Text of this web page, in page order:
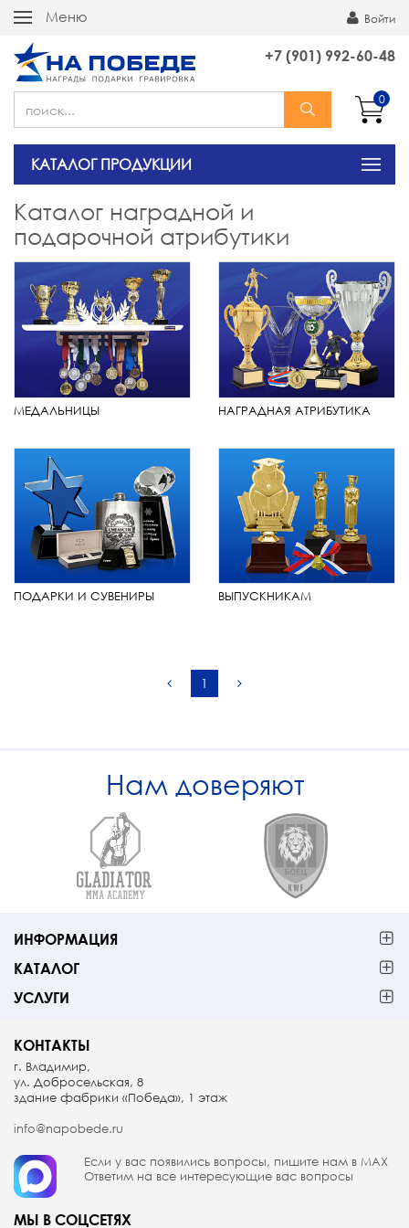
Меню Войти
+7 (901) 992-60-48
0
КАТАЛОГ ПРОДУКЦИИ
Каталог наградной и
подарочной атрибутики
МЕДАЛЬНИЦЫ НАГРАДНАЯ АТРИБУТИКА
ПОДАРКИ И СУВЕНИРЫ ВЫПУСКНИКАМ
1
Нам доверяют
ИНФОРМАЦИЯ
КАТАЛОГ
УСЛУГИ
КОНТАКТЫ
г. Владимир,
ул. Добросельская, 8
здание фабрики «Победа», 1 этаж
info@napobede.ru
Если у вас появились вопросы, пишите нам в МАX
Ответим на все интересующие вас вопросы
МЫ В СОЦСЕТЯХ